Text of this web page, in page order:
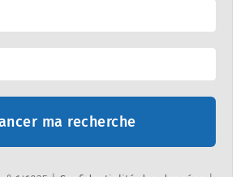
ma recherche